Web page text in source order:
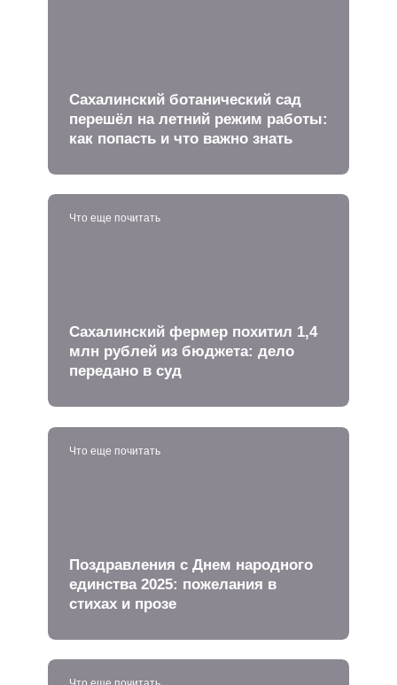
Сахалинский ботанический сад
перешёл на летний режим работы:
как попасть и что важно знать
Что еще почитать
Сахалинский фермер похитил 1,4
млн рублей из бюджета: дело
передано в суд
Что еще почитать
Поздравления с Днем народного
единства 2025: пожелания в
стихах и прозе